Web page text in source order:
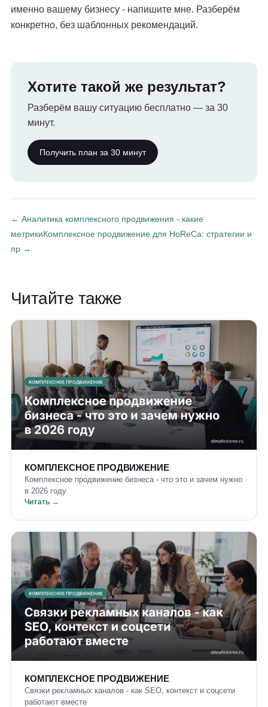
именно вашему бизнесу - напишите мне. Разберём
конкретно, без шаблонных рекомендаций.
Хотите такой же результат?
Разберём вашу ситуацию бесплатно — за 30
минут.
Получить план за 30 минут
← Аналитика комплексного продвижения - какие
метрикиКомплексное продвижение для HoReCa: стратегии и
пр →
Читайте также
КОМПЛЕКСНОЕ ПРОДВИЖЕНИЕ
Комплексное продвижение бизнеса - что это и зачем нужно
в 2026 году
Читать →
КОМПЛЕКСНОЕ ПРОДВИЖЕНИЕ
Связки рекламных каналов - как SEO, контекст и соцсети
работают вместе